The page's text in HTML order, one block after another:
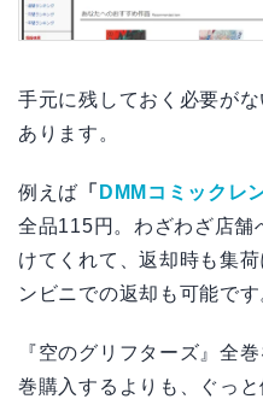
手元に残しておく必要が
あります。
例えば 「 DMMコミックレ
全品115円。わざわざ店舗
けてくれて、返却時も集
ンビニでの返却も可能です
『空のグリフターズ』全
巻購入するよりも、ぐっと